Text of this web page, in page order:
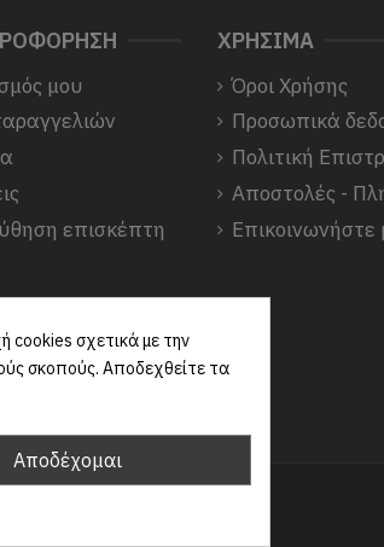
μου
επισκέπτη
ΧΡΗΣΙΜΑ
Όροι Χρήσης
Προσωπικά
Πολιτική
Αποστολές -
Επικοινωνήστε
cookies σχετικά με την
σκοπούς. Αποδεχθείτε τα
Αποδέχομαι